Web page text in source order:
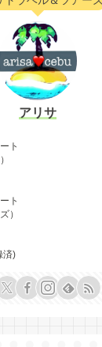
アリサ
ト
ト
）
済)